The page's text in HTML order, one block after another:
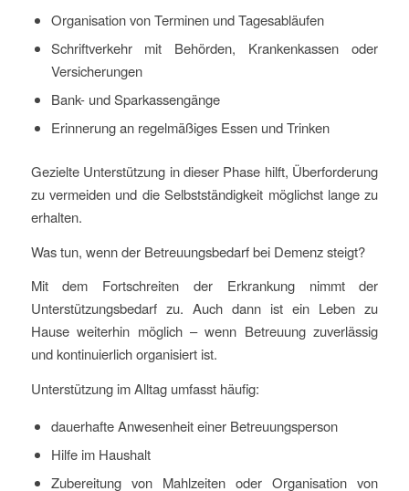
Organisation von Terminen und Tagesabläufen
Schriftverkehr mit Behörden, Krankenkassen oder
Versicherungen
Bank- und Sparkassengänge
Erinnerung an regelmäßiges Essen und Trinken
Gezielte Unterstützung in dieser Phase hilft, Überforderung
zu vermeiden und die Selbstständigkeit möglichst lange zu
erhalten.
Was tun, wenn der Betreuungsbedarf bei Demenz steigt?
Mit dem Fortschreiten der Erkrankung nimmt der
Unterstützungsbedarf zu. Auch dann ist ein Leben zu
Hause weiterhin möglich – wenn Betreuung zuverlässig
und kontinuierlich organisiert ist.
Unterstützung im Alltag umfasst häufig:
dauerhafte Anwesenheit einer Betreuungsperson
Hilfe im Haushalt
Zubereitung von Mahlzeiten oder Organisation von